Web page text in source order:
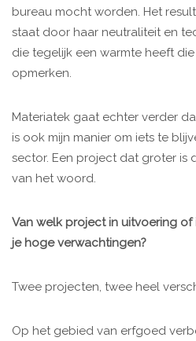
bureau mocht worden. Het
staat door haar neutraliteit en
die tegelijk een warmte heeft
opmerken.
Materiatek gaat echter verder
is ook mijn manier om iets te
sector. Een project dat groter is
van het woord.
Van welk project in uitvoering
je hoge verwachtingen?
Twee projecten, twee heel
Op het gebied van erfgoed